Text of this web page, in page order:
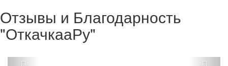
Отзывы и Благодарность
"ОткачкааРу"